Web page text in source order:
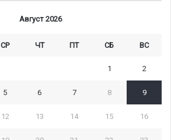
Август 2026
СР ЧТ ПТ СБ ВС
1 2
5 6 7 8 9
12 13 14 15 16